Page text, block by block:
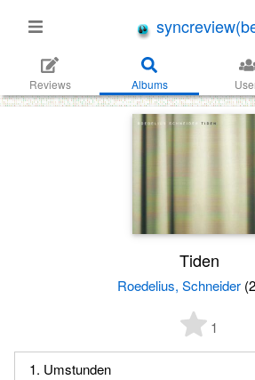
Reviews Albums
Tiden
Roedelius, Schneider
1
1. Umstunden